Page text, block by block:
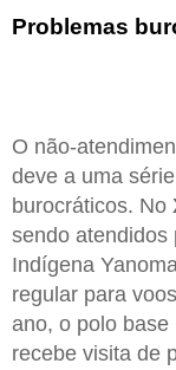
Problemas
O não-
deve a uma
burocráticos. No
sendo atendidos
Indígena
regular para
ano, o polo base
recebe visita de